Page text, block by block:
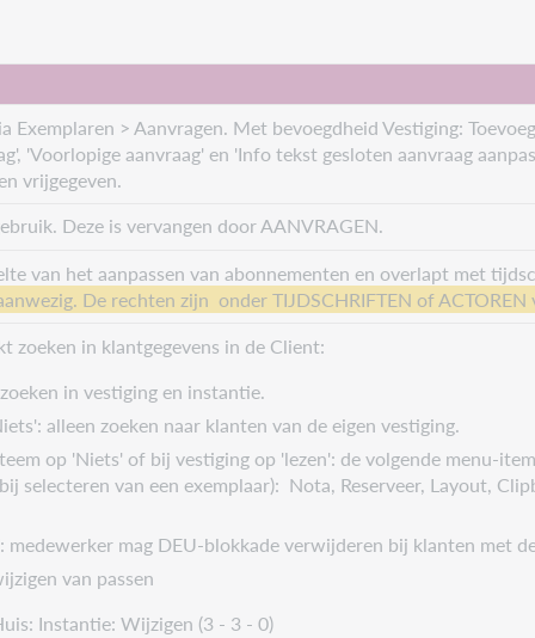
Exemplaren > Aanvragen. Met bevoegdheid Vestiging:
'Voorlopige aanvraag' en 'Info tekst gesloten aanvraag
vrijgegeven.
Deze is vervangen door AANVRAGEN.
van het aanpassen van abonnementen en overlapt met
De rechten zijn onder TIJDSCHRIFTEN of ACTOREN
zoeken in klantgegevens in de Client:
in vestiging en instantie.
alleen zoeken naar klanten van de eigen vestiging.
op 'Niets' of bij vestiging op 'lezen': de volgende menu-
selecteren van een exemplaar): Nota, Reserveer, Layout,
medewerker mag DEU-blokkade verwijderen bij klanten met
van passen
Instantie: Wijzigen (3 - 3 - 0)